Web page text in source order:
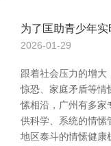
为了匡助青少年
2026-01-29
跟着社会压力的增大
惊恐、家庭矛盾等情
愫相沿，广州有多家
供科学、系统的情愫
地区泰斗的情愫健康